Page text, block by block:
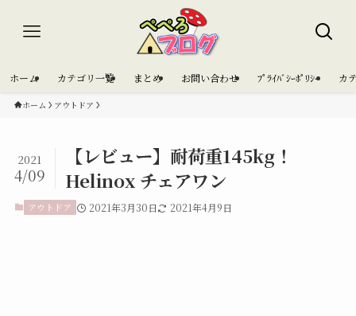
ホーム カテゴリ一覧 まとめ お問い合わせ ﾌﾟﾗｲﾊﾞｼｰﾎﾟﾘｼｰ カ
ホーム アウトドア
【レビュー】耐荷重145kg！
Helinox チェアワン
2021
4/09
アウトドア 2021年3月30日 2021年4月9日